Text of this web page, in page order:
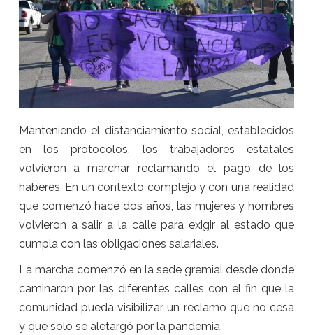
Manteniendo el distanciamiento social, establecidos
en los protocolos, los trabajadores estatales
volvieron a marchar reclamando el pago de los
haberes. En un contexto complejo y con una realidad
que comenzó hace dos años, las mujeres y hombres
volvieron a salir a la calle para exigir al estado que
cumpla con las obligaciones salariales.
La marcha comenzó en la sede gremial desde donde
caminaron por las diferentes calles con el fin que la
comunidad pueda visibilizar un reclamo que no cesa
y que solo se aletargó por la pandemia.